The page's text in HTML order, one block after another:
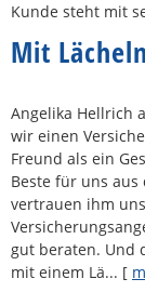
Kunde steht mit
Mit Lächeln
Angelika Hellrich
wir einen
Freund als ein
Beste für uns
vertrauen ihm
gut beraten. Und
mit einem Lä... [